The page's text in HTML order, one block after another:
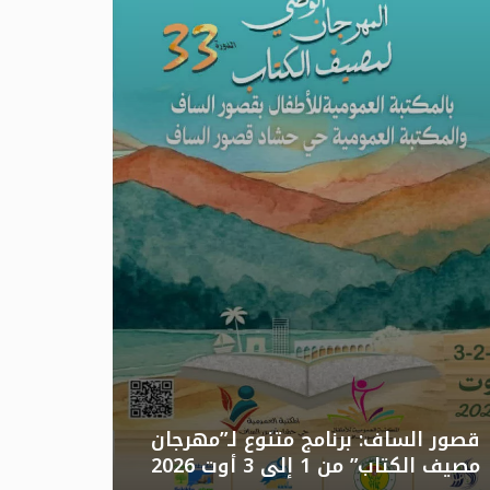
قصور الساف: برنامج متنوع لـ”مهرجان
مصيف الكتاب” من 1 إلى 3 أوت 2026